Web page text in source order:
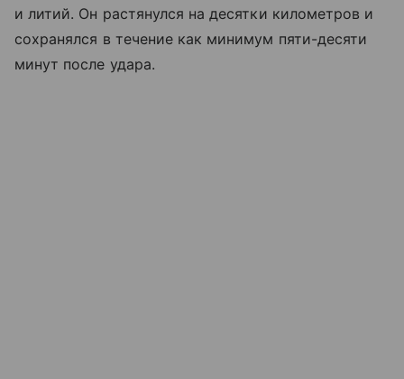
и литий. Он растянулся на десятки километров и
сохранялся в течение как минимум пяти-десяти
минут после удара.